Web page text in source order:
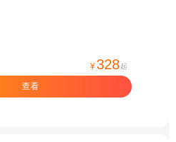
¥328 起
查看